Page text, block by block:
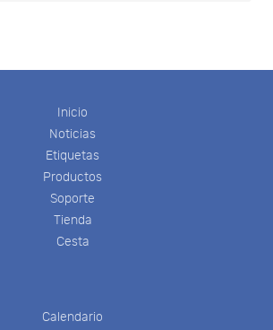
Inicio
Noticias
Etiquetas
Productos
Soporte
Tienda
Cesta
Calendario